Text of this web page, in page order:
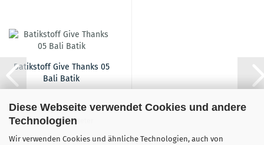
Diese Webseite verwendet Cookies und andere
Technologien
Wir verwenden Cookies und ähnliche Technologien, auch von
Batikstoff Give Thanks 05
Bali Batik
21,00 EUR
21,00 EUR pro Meter